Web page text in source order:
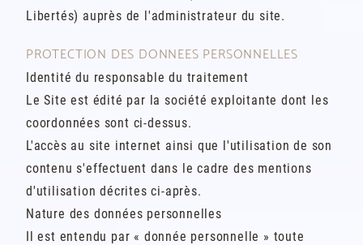
Libertés) auprès de l'administrateur du site.
PROTECTION DES DONNEES PERSONNELLES
Identité du responsable du traitement
Le Site est édité par la société exploitante dont les
coordonnées sont ci-dessus.
L'accès au site internet ainsi que l'utilisation de son
contenu s'effectuent dans le cadre des mentions
d'utilisation décrites ci-après.
Nature des données personnelles
Il est entendu par « donnée personnelle » toute